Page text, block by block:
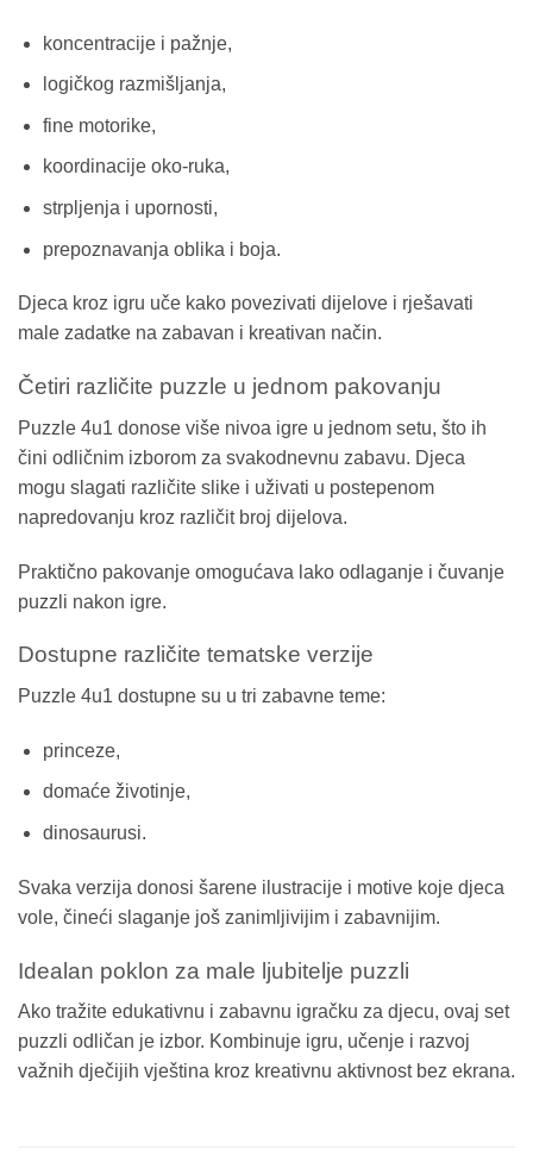
koncentracije i pažnje,
logičkog razmišljanja,
fine motorike,
koordinacije oko-ruka,
strpljenja i upornosti,
prepoznavanja oblika i boja.
Djeca kroz igru uče kako povezivati dijelove i rješavati
male zadatke na zabavan i kreativan način.
Četiri različite puzzle u jednom pakovanju
Puzzle 4u1 donose više nivoa igre u jednom setu, što ih
čini odličnim izborom za svakodnevnu zabavu. Djeca
mogu slagati različite slike i uživati u postepenom
napredovanju kroz različit broj dijelova.
Praktično pakovanje omogućava lako odlaganje i čuvanje
puzzli nakon igre.
Dostupne različite tematske verzije
Puzzle 4u1 dostupne su u tri zabavne teme:
princeze,
domaće životinje,
dinosaurusi.
Svaka verzija donosi šarene ilustracije i motive koje djeca
vole, čineći slaganje još zanimljivijim i zabavnijim.
Idealan poklon za male ljubitelje puzzli
Ako tražite edukativnu i zabavnu igračku za djecu, ovaj set
puzzli odličan je izbor. Kombinuje igru, učenje i razvoj
važnih dječijih vještina kroz kreativnu aktivnost bez ekrana.